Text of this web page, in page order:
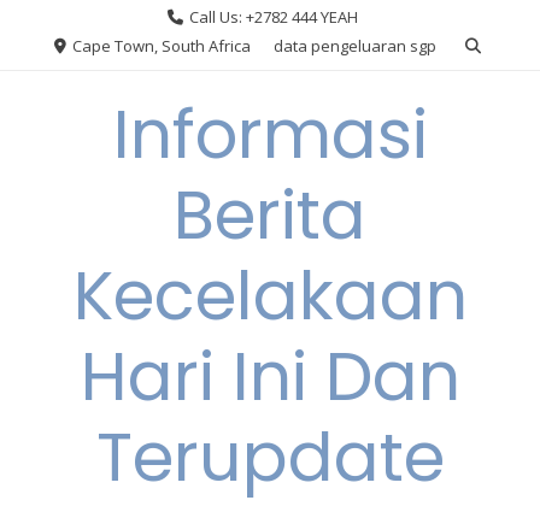
Call Us: +2782 444 YEAH
Cape Town, South Africa
data pengeluaran sgp
Informasi
Berita
Kecelakaan
Hari Ini Dan
Terupdate